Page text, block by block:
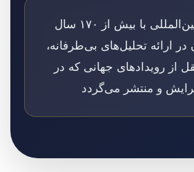
هفته‌نامه‌ای بین‌المللی با بیش از ۱۷۰ سال
ارائه تحلیل‌های بی‌طرفانه،
از رویدادهای جهانی که در
و منتشر می‌گردد